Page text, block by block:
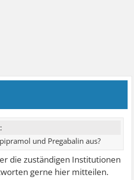
und Pregabalin aus?
die zuständigen Institutionen
gerne hier mitteilen.